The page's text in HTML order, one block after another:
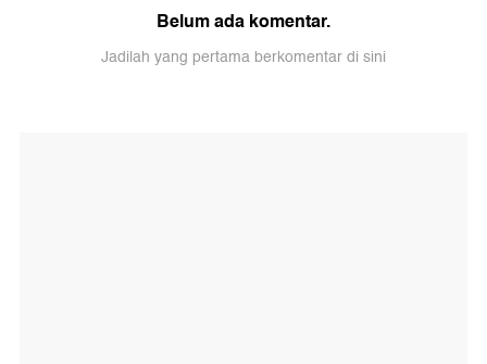
Belum ada komentar.
Jadilah yang pertama berkomentar di sini